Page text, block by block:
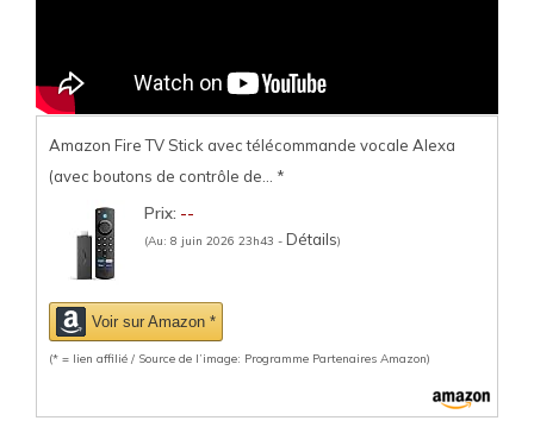
Amazon Fire TV Stick avec télécommande vocale Alexa
(avec boutons de contrôle de... *
Prix: --
(Au: 8 juin 2026 23h43 - Détails)
Voir sur Amazon *
(* = lien affilié / Source de l’image: Programme Partenaires Amazon)